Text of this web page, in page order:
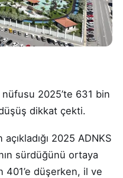
nüfusu 2025’te 631 bin
dikkat çekti.
2025 ADNKS
sürdüğünü ortaya
düşerken, il ve